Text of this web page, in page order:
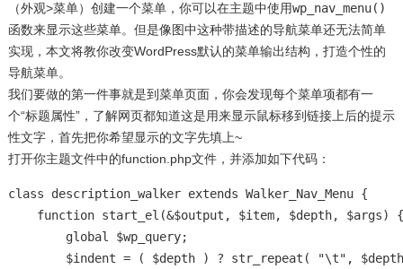
（外观>菜单）创建一个菜单，你可以在主题中使用wp_nav_menu()
函数来显示这些菜单。但是像图中这种带描述的导航菜单还无法简单
实现，本文将教你改变WordPress默认的菜单输出结构，打造个性的
导航菜单。
我们要做的第一件事就是到菜单页面，你会发现每个菜单项都有一
个“标题属性”，了解网页都知道这是用来显示鼠标移到链接上后的提示
性文字，首先把你希望显示的文字先填上~
打开你主题文件中的function.php文件，并添加如下代码：
class description_walker extends Walker_Nav_Menu {
    function start_el(&$output, $item, $depth, $args) {
        global $wp_query;
$indent = ( $depth ) ? str_repeat( "\t",